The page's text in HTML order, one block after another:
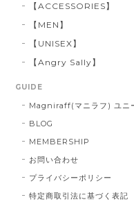
【ACCESSORIES】
【MEN】
【UNISEX】
【Angry Sally】
GUIDE
Magniraff(マニラフ) ユニ
BLOG
MEMBERSHIP
お問い合わせ
プライバシーポリシー
特定商取引法に基づく表記